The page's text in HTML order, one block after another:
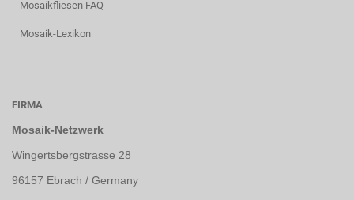
Mosaikfliesen FAQ
Mosaik-Lexikon
FIRMA
Mosaik-Netzwerk
Wingertsbergstrasse 28
96157 Ebrach / Germany